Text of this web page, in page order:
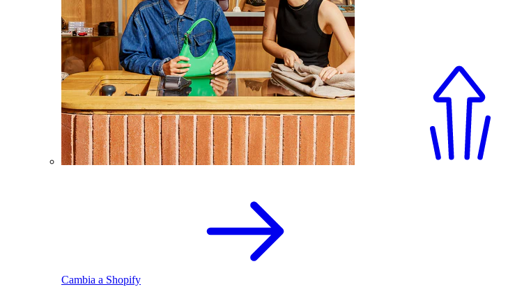
Cambia a Shopify